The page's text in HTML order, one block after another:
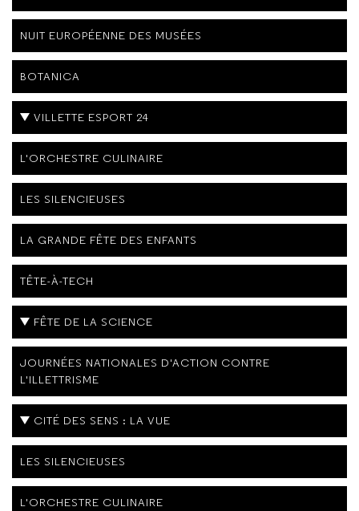
NUIT EUROPÉENNE DES MUSÉES
BOTANICA
VILLETTE ESPORT 24
L'ORCHESTRE CULINAIRE
LES SILENCIEUSES
LA GRANDE FÊTE DES ENFANTS
TÊTE-À-TECH
FÊTE DE LA SCIENCE
JOURNÉES NATIONALES D'ACTION CONTRE
L'ILLETTRISME
CITÉ DES SENS : LA VUE
LES SILENCIEUSES
L'ORCHESTRE CULINAIRE